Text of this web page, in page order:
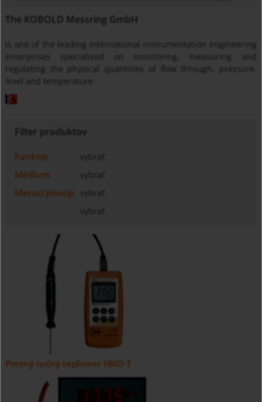
The KOBOLD Messring GmbH
is one of the leading international instrumentation engineering
enterprises specialized on monitoring, measuring and
regulating the physical quantities of flow through, pressure,
level and temperature.
Filter produktov
Funkcie
Médium
Merací princíp
Presný ručný teplomer HND-T